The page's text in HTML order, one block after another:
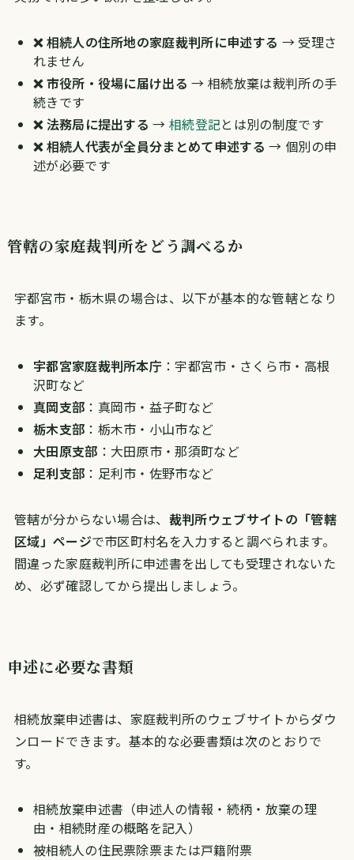
❌ 相続人の住所地の家庭裁判所に申述する → 受理さ
れません
❌ 市役所・役場に届け出る → 相続放棄は裁判所の手
続きです
❌ 法務局に提出する →相続登記とは別の制度です
❌ 相続人代表が全員分まとめて申述する → 個別の申
述が必要です
管轄の家庭裁判所をどう調べるか
宇都宮市・栃木県の場合は、以下が基本的な管轄となり
ます。
宇都宮家庭裁判所本庁 ：宇都宮市・さくら市・高根
沢町など
真岡支部 ：真岡市・益子町など
栃木支部 ：栃木市・小山市など
大田原支部 ：大田原市・那須町など
足利支部 ：足利市・佐野市など
管轄が分からない場合は、 裁判所ウェブサイトの「管轄
区域」ページで市区町村名を入力すると調べられます。
間違った家庭裁判所に申述書を出しても受理されないた
め、必ず確認してから提出しましょう。
申述に必要な書類
相続放棄申述書は、家庭裁判所のウェブサイトからダウ
ンロードできます。基本的な必要書類は次のとおりで
す。
相続放棄申述書（申述人の情報・続柄・放棄の理
由・相続財産の概略を記入）
被相続人の住民票除票または戸籍附票